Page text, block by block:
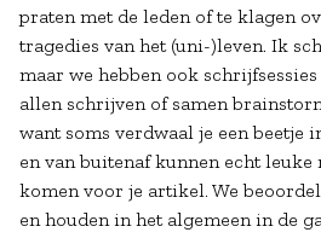
praten met de leden of te klagen
tragedies van het (uni-)leven. Ik
maar we hebben ook
allen schrijven of samen
want soms verdwaal je een beetje
en van buitenaf kunnen echt
komen voor je artikel. We
en houden in het algemeen in de